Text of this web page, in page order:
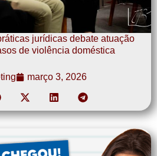
jurídicas debate atuação
de violência doméstica
março 3, 2026